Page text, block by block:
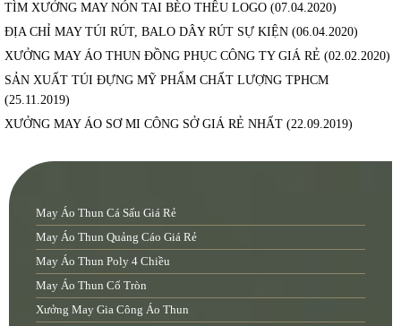
TÌM XƯỞNG MAY NÓN TAI BÈO THÊU LOGO (07.04.2020)
ĐỊA CHỈ MAY TÚI RÚT, BALO DÂY RÚT SỰ KIỆN (06.04.2020)
XƯỞNG MAY ÁO THUN ĐỒNG PHỤC CÔNG TY GIÁ RẺ (02.02.2020)
SẢN XUẤT TÚI ĐỰNG MỸ PHẨM CHẤT LƯỢNG TPHCM
(25.11.2019)
XƯỞNG MAY ÁO SƠ MI CÔNG SỞ GIÁ RẺ NHẤT (22.09.2019)
May Áo Thun Cá Sấu Giá Rẻ
May Áo Thun Quảng Cáo Giá Rẻ
May Áo Thun Poly 4 Chiều
May Áo Thun Cổ Tròn
Xưởng May Gia Công Áo Thun